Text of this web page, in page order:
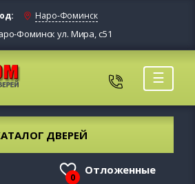
Наро-Фоминск
Фоминск ул. Мира, с51
☰
ДВЕРЕЙ
0
Отложенные